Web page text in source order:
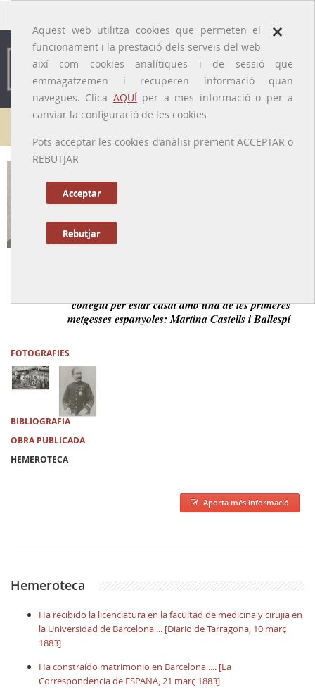
×
Aquest web utilitza cookies que permeten el
funcionament i la prestació dels serveis del web
així com cookies analítiques i de sessió que
emmagatzemen i recuperen informació quan
navegues. Clica AQUÍper a mes informació o per a
canviar la configuració de les cookies
Pots acceptar les cookies d’anàlisi prement ACCEPTAR o
REBUTJAR
Acceptar
Rebutjar
Galeria de metges
conegut per estar casat amb una de les primeres
metgesses espanyoles: Martina Castells i Ballespí
FOTOGRAFIES
BIBLIOGRAFIA
OBRA PUBLICADA
HEMEROTECA
Aporta més informació
Hemeroteca
Ha recibido la licenciatura en la facultad de medicina y cirujia en
la Universidad de Barcelona ... [Diario de Tarragona, 10 març
1883]
Ha constraído matrimonio en Barcelona .... [La
Correspondencia de ESPAÑA, 21 març 1883]